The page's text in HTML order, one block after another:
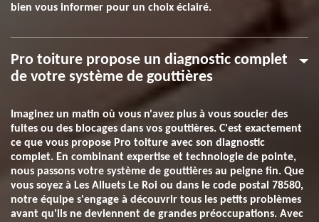
bien vous informer pour un choix éclairé.
Pro toiture propose un diagnostic complet
de votre système de gouttières
Imaginez un matin où vous n'avez plus à vous soucier des
fuites ou des blocages dans vos gouttières. C'est exactement
ce que vous propose Pro toiture avec son diagnostic
complet. En combinant expertise et technologie de pointe,
nous passons votre système de gouttières au peigne fin. Que
vous soyez à Les Alluets Le Roi ou dans le code postal 78580,
notre équipe s'engage à découvrir tous les petits problèmes
avant qu'ils ne deviennent de grandes préoccupations. Avec